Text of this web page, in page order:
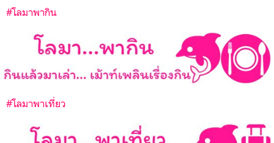
#โลมาพากิน
#โลมาพาเที่ยว